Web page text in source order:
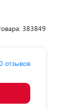
383849
отзывов